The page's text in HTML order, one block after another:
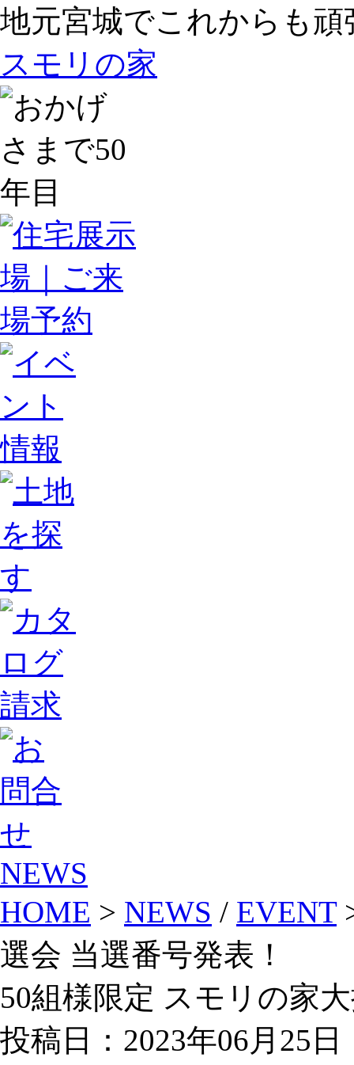
地元宮城でこれからも頑
スモリの家
NEWS
HOME > NEWS / EVENT
選会 当選番号発表！
50組様限定 スモリの家
投稿日：2023年06月25日